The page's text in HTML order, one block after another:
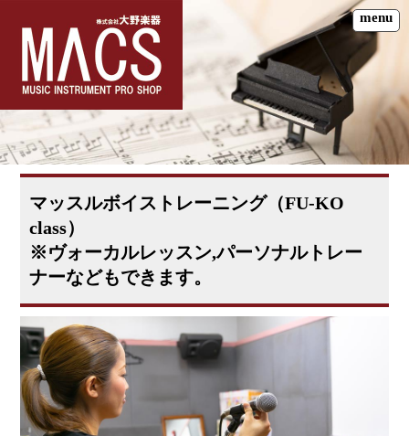
menu
マッスルボイストレーニング（FU-KO
class）
※ヴォーカルレッスン,パーソナルトレー
ナーなどもできます。